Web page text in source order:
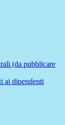
(da pubblicare
ai dipendenti